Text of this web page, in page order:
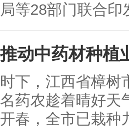
局等28部门联合印
推动中药材种植
时下，江西省樟树
名药农趁着晴好天
开春，全市已栽种